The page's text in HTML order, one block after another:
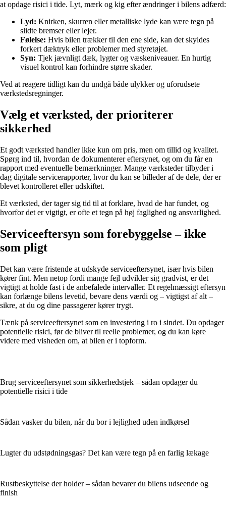
at opdage risici i tide. Lyt, mærk og kig efter ændringer i bilens adfærd:
Lyd: Knirken, skurren eller metalliske lyde kan være tegn på
slidte bremser eller lejer.
Følelse: Hvis bilen trækker til den ene side, kan det skyldes
forkert dæktryk eller problemer med styretøjet.
Syn: Tjek jævnligt dæk, lygter og væskeniveauer. En hurtig
visuel kontrol kan forhindre større skader.
Ved at reagere tidligt kan du undgå både ulykker og uforudsete
værkstedsregninger.
Vælg et værksted, der prioriterer
sikkerhed
Et godt værksted handler ikke kun om pris, men om tillid og kvalitet.
Spørg ind til, hvordan de dokumenterer eftersynet, og om du får en
rapport med eventuelle bemærkninger. Mange værksteder tilbyder i
dag digitale servicerapporter, hvor du kan se billeder af de dele, der er
blevet kontrolleret eller udskiftet.
Et værksted, der tager sig tid til at forklare, hvad de har fundet, og
hvorfor det er vigtigt, er ofte et tegn på høj faglighed og ansvarlighed.
Serviceeftersyn som forebyggelse – ikke
som pligt
Det kan være fristende at udskyde serviceeftersynet, især hvis bilen
kører fint. Men netop fordi mange fejl udvikler sig gradvist, er det
vigtigt at holde fast i de anbefalede intervaller. Et regelmæssigt eftersyn
kan forlænge bilens levetid, bevare dens værdi og – vigtigst af alt –
sikre, at du og dine passagerer kører trygt.
Tænk på serviceeftersynet som en investering i ro i sindet. Du opdager
potentielle risici, før de bliver til reelle problemer, og du kan køre
videre med visheden om, at bilen er i topform.
Brug serviceeftersynet som sikkerhedstjek – sådan opdager du
potentielle risici i tide
Sådan vasker du bilen, når du bor i lejlighed uden indkørsel
Lugter du udstødningsgas? Det kan være tegn på en farlig lækage
Rustbeskyttelse der holder – sådan bevarer du bilens udseende og
finish